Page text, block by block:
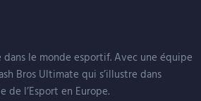
le monde esportif. Avec une équipe
Bros Ultimate qui s’illustre dans
l’Esport en Europe.